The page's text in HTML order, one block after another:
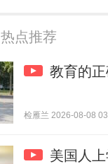
热点推荐
教育的
检雁兰 2026-08-08
美国人